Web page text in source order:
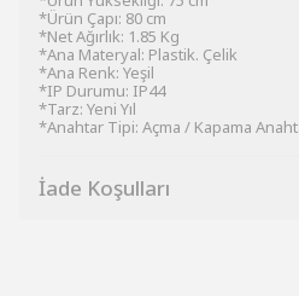
*Ürün Çapı: 80 cm
*Net Ağırlık: 1.85 Kg
*Ana Materyal: Plastik. Çelik
*Ana Renk: Yeşil
*IP Durumu: IP44
*Tarz: Yeni Yıl
*Anahtar Tipi: Açma / Kapama
İade Koşulları